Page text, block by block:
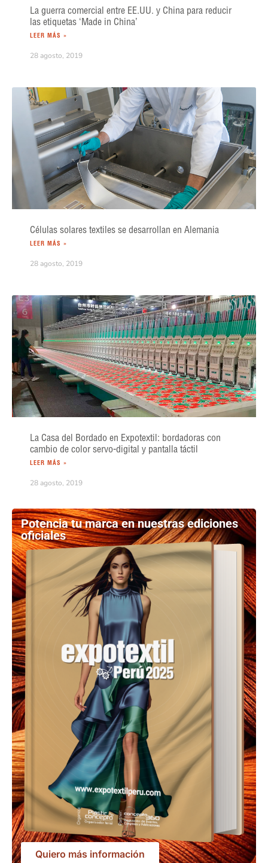
La guerra comercial entre EE.UU. y China para reducir
las etiquetas ‘Made in China’
LEER MÁS »
28 agosto, 2019
Células solares textiles se desarrollan en Alemania
LEER MÁS »
28 agosto, 2019
La Casa del Bordado en Expotextil: bordadoras con
cambio de color servo-digital y pantalla táctil
LEER MÁS »
28 agosto, 2019
Potencia tu marca en nuestras ediciones
oficiales
Quiero más información